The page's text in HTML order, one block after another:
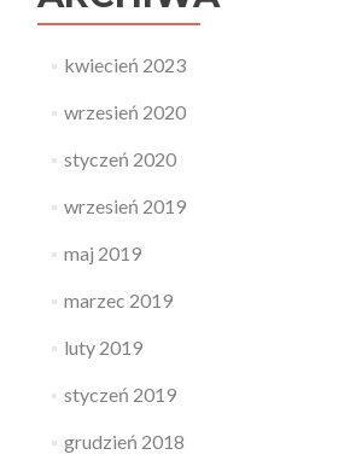
kwiecień 2023
wrzesień 2020
styczeń 2020
wrzesień 2019
maj 2019
marzec 2019
luty 2019
styczeń 2019
grudzień 2018